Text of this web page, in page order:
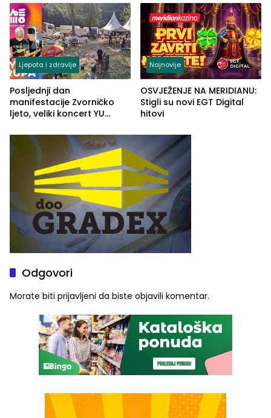
Ljepota i zdravlje
Posljednji dan
manifestacije Zvorničko
ljeto, veliki koncert YU
ove godine
Najnovije
OSVJEŽENJE NA MERIDIANU:
Stigli su novi EGT Digital
hitovi
Odgovori
Morate biti prijavljeni da biste objavili komentar.